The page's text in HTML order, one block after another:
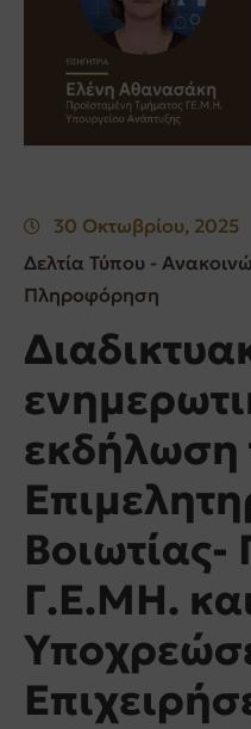
30 Οκτωβρίου, 2025
Δελτία Τύπου -
Πληροφόρηση
εκδήλωση
Βοιωτίας-
Γ.Ε.ΜΗ.